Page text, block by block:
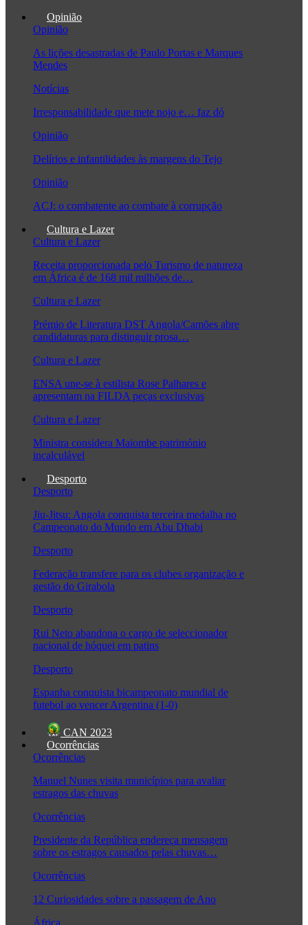
Opinião
Opinião
As lições desastradas de Paulo Portas e Marques
Mendes
Notícias
Irresponsabilidade que mete nojo e… faz dó
Opinião
Delírios e infantilidades às margens do Tejo
Opinião
ACJ: o combatente ao combate à corrupção
Cultura e Lazer
Cultura e Lazer
Receita proporcionada pelo Turismo de natureza
em África é de 168 mil milhões de…
Cultura e Lazer
Prémio de Literatura DST Angola/Camões abre
candidaturas para distinguir prosa…
Cultura e Lazer
ENSA une-se à estilista Rose Palhares e
apresentam na FILDA peças exclusivas
Cultura e Lazer
Ministra considera Maiombe património
incalculável
Desporto
Desporto
Jiu-Jitsu: Angola conquista terceira medalha no
Campeonato do Mundo em Abu Dhabi
Desporto
Federação transfere para os clubes organização e
gestão do Girabola
Desporto
Rui Neto abandona o cargo de seleccionador
nacional de hóquei em patins
Desporto
Espanha conquista bicampeonato mundial de
futebol ao vencer Argentina (1-0)
CAN 2023
Ocorrências
Ocorrências
Manuel Nunes visita municípios para avaliar
estragos das chuvas
Ocorrências
Presidente da República endereça mensagem
sobre os estragos causados pelas chuvas…
Ocorrências
12 Curiosidades sobre a passagem de Ano
África